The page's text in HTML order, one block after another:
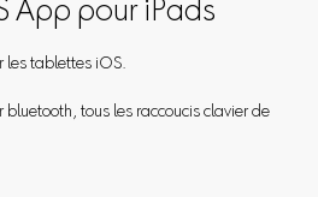
App pour iPads
les tablettes iOS.
bluetooth, tous les raccoucis clavier de